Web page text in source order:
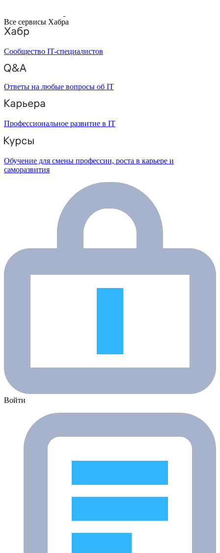
Все сервисы Хабра
Сообщество IT-специалистов
Ответы на любые вопросы об IT
Профессиональное развитие в IT
Обучение для смены профессии, роста в карьере и
саморазвития
Войти